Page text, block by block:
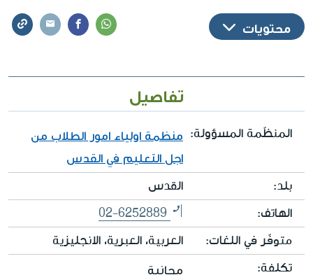
محتويات
تفاصيل
المنظّمة المسؤولة:
منظمة اولياء امور الطلاب من
اجل التعليم في القدس
بلد: القدس
الهاتف: 02-6252889
متوفّر في اللغات: العربية، العبرية، الانجليزية
تكلفة: مجانية